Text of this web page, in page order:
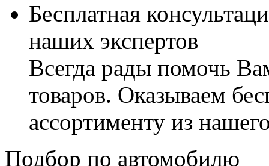
Бесплатная
наших экспертов
Всегда рады помочь
товаров. Оказываем
ассортименту из
Подбор по автомобилю